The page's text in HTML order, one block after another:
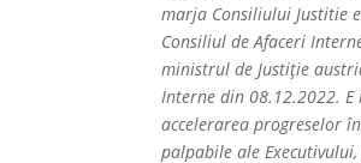
marja Consiliului Justitie
Consiliul de Afaceri
ministrul de Justiţie
Interne din 08.12.2022.
accelerarea progreselor
palpabile ale